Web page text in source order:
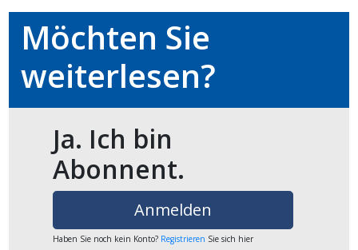
offizielle
Mitteilungen
Möchten Sie
weiterlesen?
Ja. Ich bin
Abonnent.
Anmelden
Haben Sie noch kein Konto? Registrieren Sie sich hier